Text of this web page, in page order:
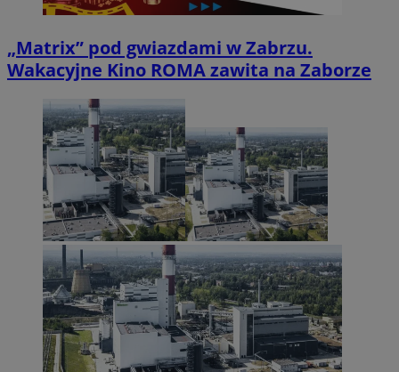
„Matrix” pod gwiazdami w Zabrzu.
Wakacyjne Kino ROMA zawita na Zaborze